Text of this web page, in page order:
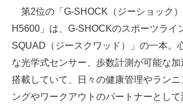
第2位の「G-SHOCK（ジーショック
H5600」は、G-SHOCKのスポーツライ
SQUAD（ジースクワッド）」の一本。
な光学式センサー、歩数計測が可能な
搭載していて、日々の健康管理やランニ
ングやワークアウトのパートナーとして